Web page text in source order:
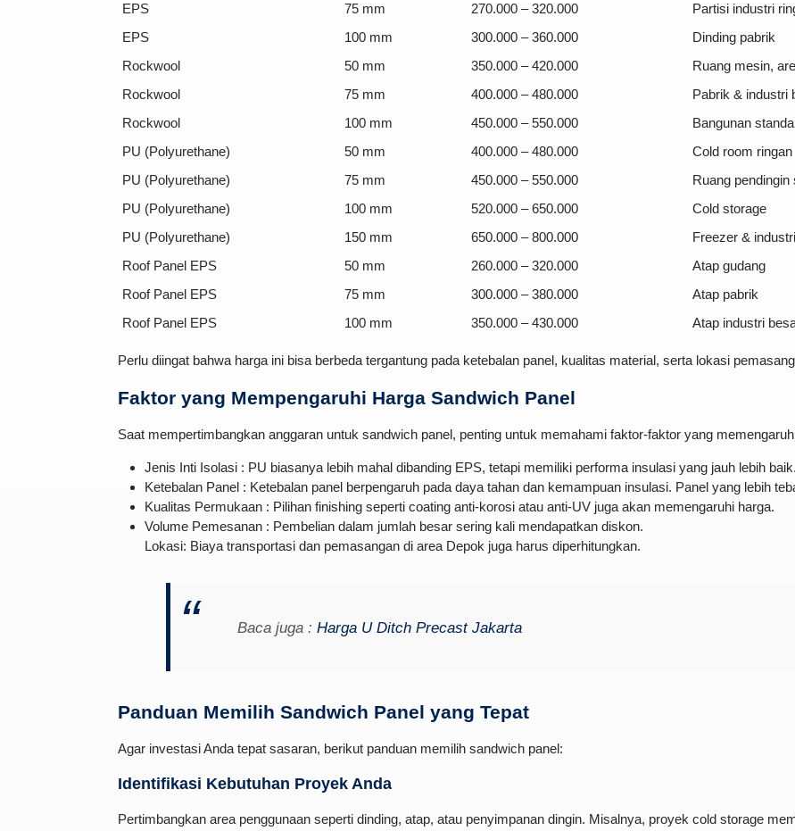
EPS
75 mm 270.000 – 320.000
Partisi industri
EPS
100 mm 300.000 – 360.000
Dinding pabrik
Rockwool
50 mm 350.000 – 420.000
Ruang mesin,
Rockwool
75 mm 400.000 – 480.000
Pabrik & industri
Rockwool
100 mm 450.000 – 550.000
Bangunan
PU (Polyurethane)
50 mm 400.000 – 480.000
Cold room ringan
PU (Polyurethane)
75 mm 450.000 – 550.000
Ruang pendingin
PU (Polyurethane)
100 mm 520.000 – 650.000
Cold storage
PU (Polyurethane)
150 mm 650.000 – 800.000
Freezer &
Roof Panel EPS
50 mm 260.000 – 320.000
Atap gudang
Roof Panel EPS
75 mm 300.000 – 380.000
Atap pabrik
Roof Panel EPS
100 mm 350.000 – 430.000 Atap industri
Perlu diingat bahwa harga ini bisa berbeda tergantung pada ketebalan panel, kualitas material, serta lokasi
Faktor yang Mempengaruhi Harga Sandwich Panel
Saat mempertimbangkan anggaran untuk sandwich panel, penting untuk memahami faktor-faktor yang
Jenis Inti Isolasi : PU biasanya lebih mahal dibanding EPS, tetapi memiliki performa insulasi yang jauh lebih baik.
Ketebalan Panel : Ketebalan panel berpengaruh pada daya tahan dan kemampuan insulasi. Panel yang lebih
Kualitas Permukaan : Pilihan finishing seperti coating anti-korosi atau anti-UV juga akan memengaruhi harga.
Volume Pemesanan : Pembelian dalam jumlah besar sering kali mendapatkan diskon.
Lokasi: Biaya transportasi dan pemasangan di area Depok juga harus diperhitungkan.
Baca juga : Harga U Ditch Precast Jakarta
Panduan Memilih Sandwich Panel yang Tepat
Agar investasi Anda tepat sasaran, berikut panduan memilih sandwich panel:
Identifikasi Kebutuhan Proyek Anda
Pertimbangkan area penggunaan seperti dinding, atap, atau penyimpanan dingin. Misalnya, proyek cold storage